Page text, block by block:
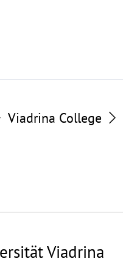
Viadrina College
Viadrina